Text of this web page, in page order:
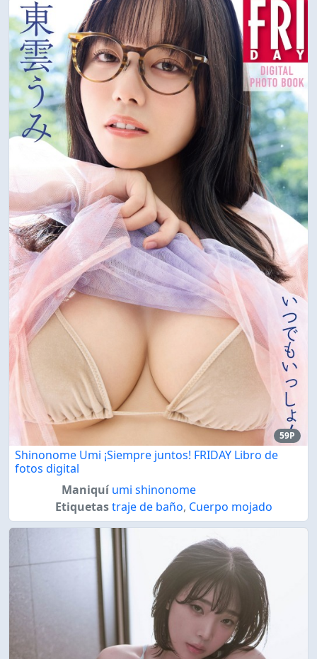
59P
Shinonome Umi ¡Siempre juntos! FRIDAY Libro de
fotos digital
Maniquí umi shinonome
Etiquetastraje de baño, Cuerpo mojado